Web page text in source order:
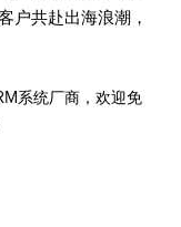
户共赴出海浪潮，
系统厂商，欢迎免